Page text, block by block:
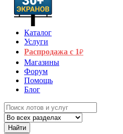
Каталог
Услуги
Распродажа с 1₽
Магазины
Форум
Помощь
Блог
Найти